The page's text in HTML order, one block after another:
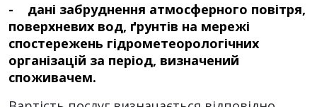
- дані забруднення атмосферного повітря,
поверхневих вод, ґрунтів на мережі
спостережень гідрометеорологічних
організацій за період, визначений
споживачем.